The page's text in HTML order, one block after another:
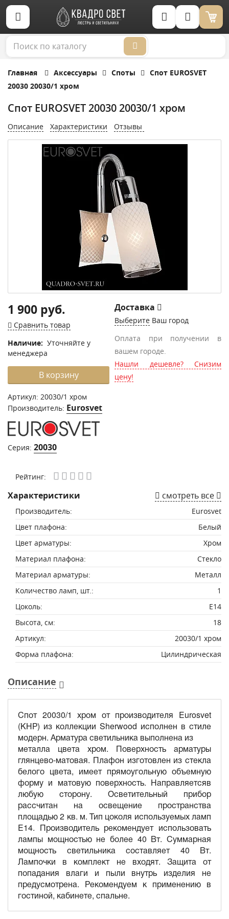
Корзина (0)
Главная Аксессуары Споты
Спот EUROSVET
20030 20030/1 хром
Спот EUROSVET 20030 20030/1 хром
Описание Характеристики Отзывы
1 900 руб.
Сравнить товар
Наличие: Уточняйте у
менеджера
В корзину
Артикул: 20030/1 хром
Производитель: Eurosvet
Серия: 20030
Доставка
Выберите Ваш город
Оплата при получении в
вашем городе.
Нашли дешевле? Снизим
цену!
Рейтинг:
Характеристики смотреть все
Производитель:
Eurosvet
Цвет плафона:
Белый
Цвет арматуры:
Хром
Материал плафона:
Стекло
Материал арматуры:
Металл
Количество ламп, шт.:
1
Цоколь:
E14
Высота, см:
18
Артикул:
20030/1 хром
Форма плафона:
Цилиндрическая
Описание
Спот 20030/1 хром от производителя Eurosvet
(КНР) из коллекции Sherwood исполнен в стиле
модерн. Арматура светильника выполнена из
металла цвета хром. Поверхность арматуры
глянцево-матовая. Плафон изготовлен из стекла
белого цвета, имеет прямоугольную объемную
форму и матовую поверхность. Направляетсяв
любую сторону. Осветительный прибор
рассчитан на освещение пространства
площадью 2 кв. м. Тип цоколя используемых ламп
E14. Производитель рекомендует использовать
лампы мощностью не более 40 Вт. Суммарная
мощность светильника составляет 40 Вт.
Лампочки в комплект не входят. Защита от
попадания влаги и пыли внутрь изделия не
предусмотрена. Рекомендуем к применению в
гостиной, кабинете, спальне.